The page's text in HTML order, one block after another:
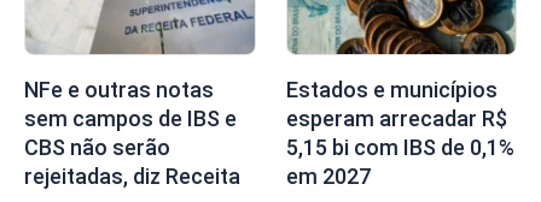
NFe e outras notas
sem campos de IBS e
CBS não serão
rejeitadas, diz Receita
Estados e municípios
esperam arrecadar R$
5,15 bi com IBS de 0,1%
em 2027